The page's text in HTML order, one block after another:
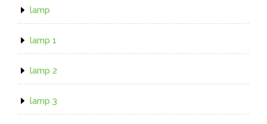
lamp
lamp 1
lamp 2
lamp 3